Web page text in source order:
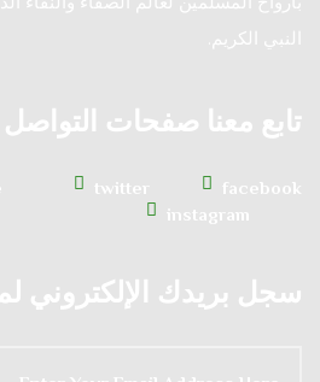
النبي الكريم.
تابع معنا صفحات
facebook
twitter
instagram
سجل بريدك الإلكتروني